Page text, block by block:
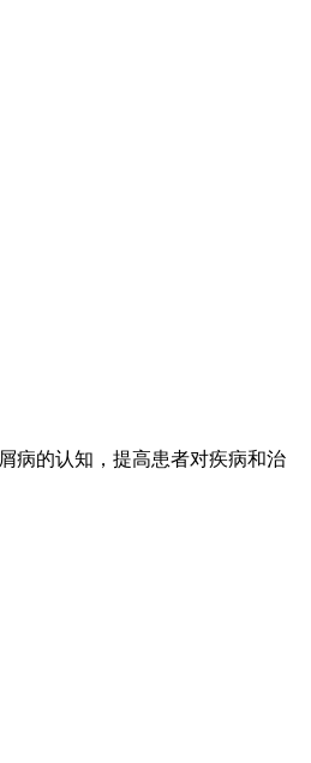
病的认知，提高患者对疾病和治